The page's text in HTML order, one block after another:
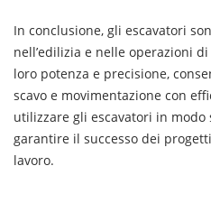
In conclusione, gli escavatori
nell’edilizia e nelle operazioni
loro potenza e precisione,
scavo e movimentazione con
utilizzare gli escavatori in
garantire il successo dei
lavoro.